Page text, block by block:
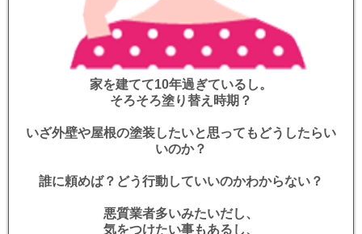
家を建てて10年過ぎているし。
そろそろ塗り替え時期？
いざ外壁や屋根の塗装したいと思ってもどうしたらい
いのか？
誰に頼めば？どう行動していいのかわからない？
悪質業者多いみたいだし、
気をつけたい事もあるし、